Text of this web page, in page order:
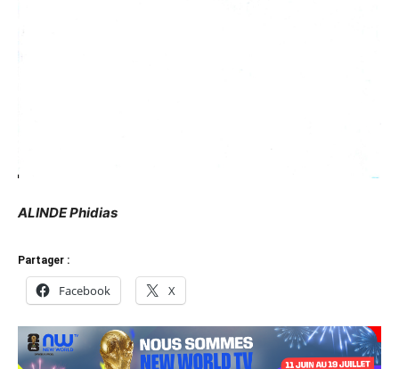
ALINDE Phidias
Partager :
Facebook X